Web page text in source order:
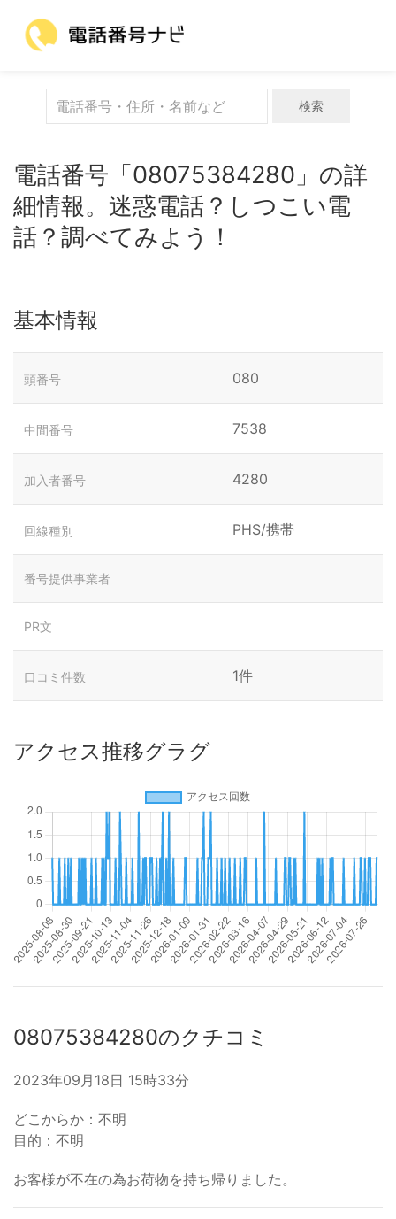
検索
電話番号「08075384280」の詳
細情報。迷惑電話？しつこい電
話？調べてみよう！
基本情報
頭番号 080
中間番号 7538
加入者番号 4280
回線種別 PHS/携帯
番号提供事業者
PR文
口コミ件数 1件
アクセス推移グラグ
08075384280のクチコミ
2023年09月18日 15時33分
どこからか：不明
目的：不明
お客様が不在の為お荷物を持ち帰りました。